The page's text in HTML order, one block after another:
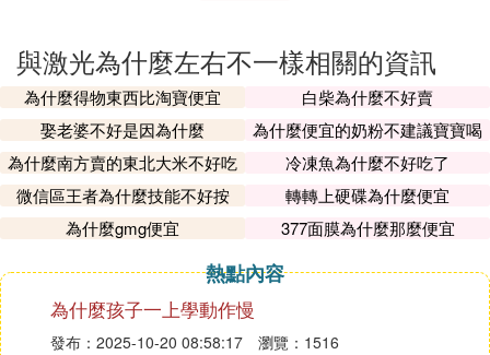
2、LASIK和EK手術區別很大：包括對酒精的過敏，
不做角膜瓣，這里我不做比較
3、個人觀點：LASIK不適合當兵、警察和體育愛好
者，因為角膜瓣一直殘留，會造成角膜瓣相關的並發
症
4、LASIK術後三個月內不能有劇烈運動。一年內避
免眼部對抗性運行。所以，手術一段時間後，籃球可
以打但是在運動時要注意一下，最好別碰到眼部。若
有不適，及時到醫院復查一下。建議：小心點為好
與激光為什麼左右不一樣相關的資訊
為什麼得物東西比淘寶便宜
白柴為什麼不好賣
娶老婆不好是因為什麼
為什麼便宜的奶粉不建議寶寶喝
為什麼南方賣的東北大米不好吃
冷凍魚為什麼不好吃了
微信區王者為什麼技能不好按
轉轉上硬碟為什麼便宜
為什麼gmg便宜
377面膜為什麼那麼便宜
熱點內容
為什麼孩子一上學動作慢
發布：2025-10-20 08:58:17 瀏覽：1516